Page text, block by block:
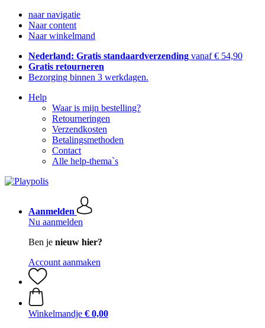
naar navigatie
Naar content
Naar winkelmand
Nederland: Gratis standaardverzending vanaf € 54,90
Gratis retourneren
Bezorging binnen 3 werkdagen.
Help
Waar is mijn bestelling?
Retourneringen
Verzendkosten
Betalingsmethoden
Contact
Alle help-thema`s
Aanmelden
Nu aanmelden
Ben je nieuw hier?
Account aanmaken
Winkelmandje € 0,00